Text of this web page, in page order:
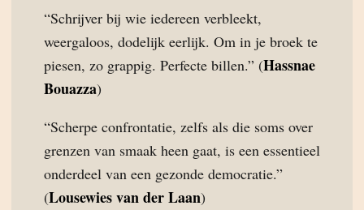
“Schrijver bij wie iedereen verbleekt,
weergaloos, dodelijk eerlijk. Om in je broek te
piesen, zo grappig. Perfecte billen.” (Hassnae
Bouazza)
“Scherpe confrontatie, zelfs als die soms over
grenzen van smaak heen gaat, is een essentieel
onderdeel van een gezonde democratie.”
(Lousewies van der Laan)